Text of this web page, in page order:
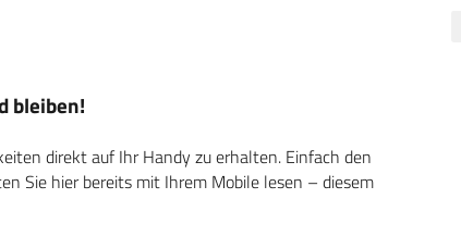
bleiben!
direkt auf Ihr Handy zu erhalten. Einfach den
Sie hier bereits mit Ihrem Mobile lesen – diesem